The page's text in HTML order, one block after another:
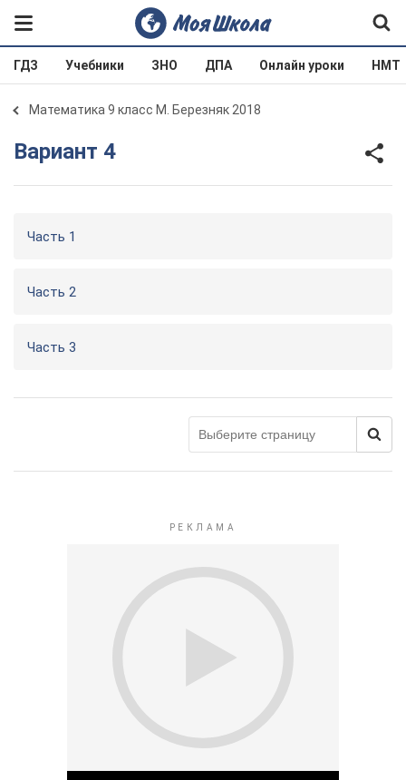
ГДЗ Учебники ЗНО ДПА Онлайн уроки НМТ
Математика 9 класс М. Березняк 2018
Вариант 4
Часть 1
Часть 2
Часть 3